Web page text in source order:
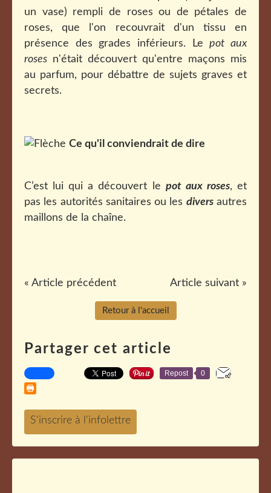
un vase) rempli de roses ou de pétales de
roses, que l'on recouvrait d'un tissu en
présence des grades inférieurs. Lepot aux
roses n'était découvert qu'entre maçons mis
au parfum, pour débattre de sujets graves et
secrets.
Ce qu'il conviendrait de dire
C’est lui qui a découvert le pot aux roses, et
pas les autorités sanitaires ou les diversautres
maillons de la chaîne.
« Article précédent Article suivant »
Retour à l'accueil
Partager cet article
Repost 0